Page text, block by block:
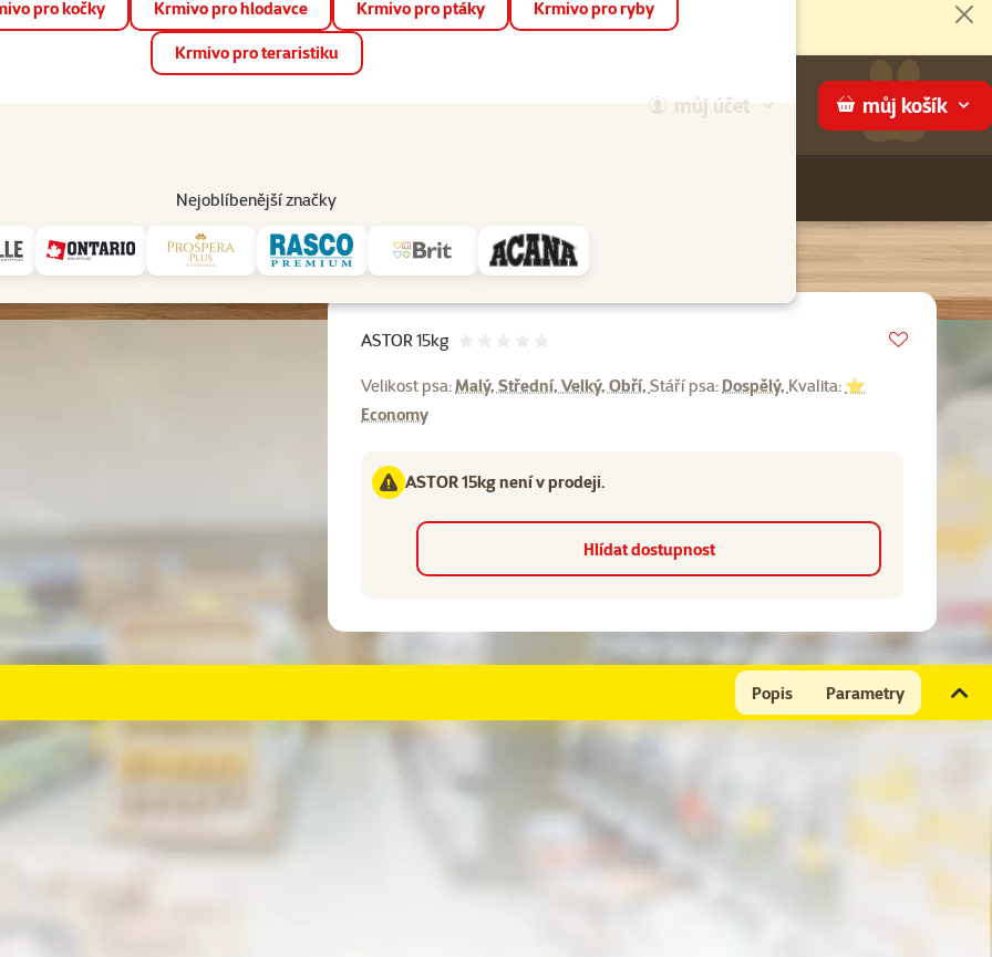
📱 Stáhněte si novou aplikaci Super zoo.Více informací
můj účet můj košík
pro kočky Krmivo pro hlodavce Krmivo pro ptáky Krmivo pro ryby
Krmivo pro teraristiku
Nejoblíbenější značky
Prodejny Služby
ASTOR 15kg
ASTOR 15kg
Velikost psa:Malý, Střední, Velký, Obří, Stáří psa: Dospělý, Kvalita: ⭐
Economy
ASTOR 15kg není v prodeji.
Hlídat dostupnost
Popis Parametry
rostlinného původu, kvasnice, oleje a tuky, minerální látky, vitamín A, vitamín D3, vitamín E (alfatokoferol).
vláknina 3%, vápník 1,6%, fosfor 1,1%, vitamín A 15000 m.j./ kg, vitamín D3 1500 m.j./ kg, měď 15 mg / kg, vitamín E (alfatokoferol) 130